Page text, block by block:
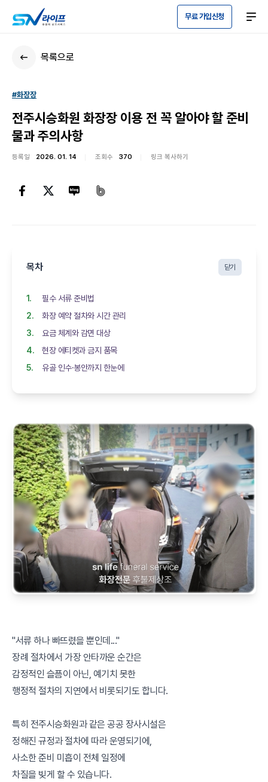
무료 가입신청
목록으로
#화장장
전주시승화원 화장장 이용 전 꼭 알아야 할 준비
물과 주의사항
등록일 2026. 01. 14 조회수 370 링크 복사하기
목차 닫기
필수 서류 준비법
화장 예약 절차와 시간 관리
요금 체계와 감면 대상
현장 에티켓과 금지 품목
유골 인수·봉안까지 한눈에
"서류 하나 빠뜨렸을 뿐인데..."
장례 절차에서 가장 안타까운 순간은
감정적인 슬픔이 아닌, 예기치 못한
행정적 절차의 지연에서 비롯되기도 합니다.
특히 전주시승화원과 같은 공공 장사시설은
정해진 규정과 절차에 따라 운영되기에,
사소한 준비 미흡이 전체 일정에
차질을 빚게 할 수 있습니다.